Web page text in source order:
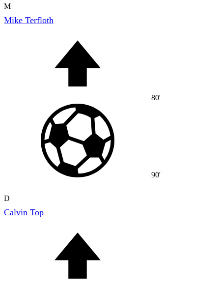
M
Mike Terfloth
80'
90'
D
Calvin Top